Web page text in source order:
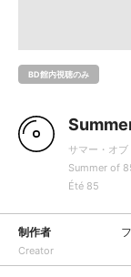
BD館内視聴のみ
サマー・オ
Summer of
Été 85
制作者
Creator